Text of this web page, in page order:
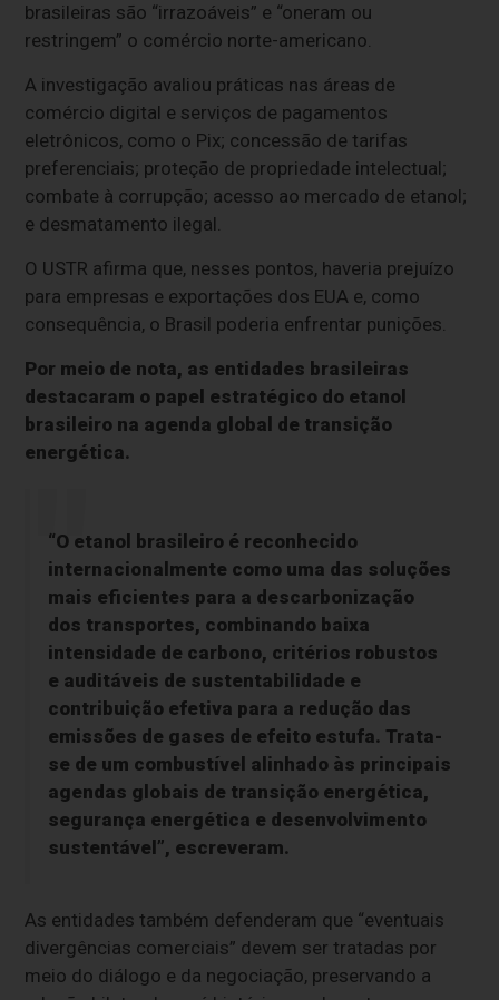
brasileiras são “irrazoáveis” e “oneram ou
restringem” o comércio norte-americano.
A investigação avaliou práticas nas áreas de
comércio digital e serviços de pagamentos
eletrônicos, como o Pix; concessão de tarifas
preferenciais; proteção de propriedade intelectual;
combate à corrupção; acesso ao mercado de etanol;
e desmatamento ilegal.
O USTR afirma que, nesses pontos, haveria prejuízo
para empresas e exportações dos EUA e, como
consequência, o Brasil poderia enfrentar punições.
Por meio de nota, as entidades brasileiras
destacaram o papel estratégico do etanol
brasileiro na agenda global de transição
energética.
“O etanol brasileiro é reconhecido
internacionalmente como uma das soluções
mais eficientes para a descarbonização
dos transportes, combinando baixa
intensidade de carbono, critérios robustos
e auditáveis de sustentabilidade e
contribuição efetiva para a redução das
emissões de gases de efeito estufa. Trata-
se de um combustível alinhado às principais
agendas globais de transição energética,
segurança energética e desenvolvimento
sustentável”, escreveram.
As entidades também defenderam que “eventuais
divergências comerciais” devem ser tratadas por
meio do diálogo e da negociação, preservando a